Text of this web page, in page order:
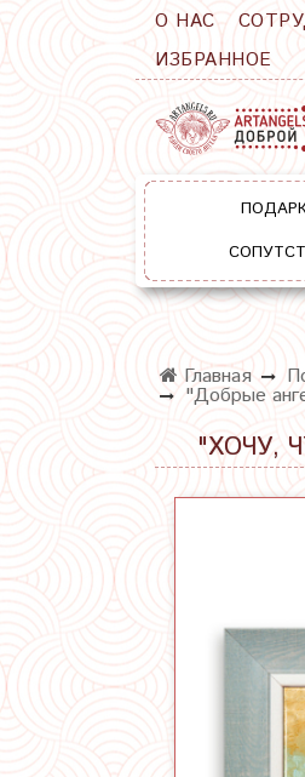
О НАС
ИЗБРАННОЕ
Главная
"Добрые
"ХОЧУ,